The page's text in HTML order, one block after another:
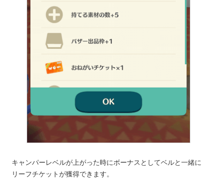
キャンパーレベルが上がった時にボーナスとしてベルと一緒に
リーフチケットが獲得できます。